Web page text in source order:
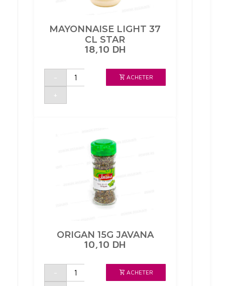
MAYONNAISE LIGHT 37
CL STAR
18,10 DH
-
quantité
MAYONNAISE
CL
+
ACHETER
ORIGAN 15G JAVANA
10,10 DH
-
quantité
ORIGAN
ACHETER